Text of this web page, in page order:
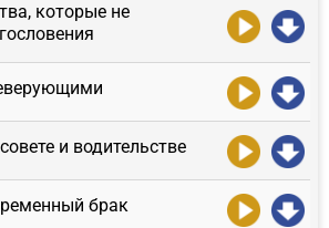
которые не
и водительстве
брак